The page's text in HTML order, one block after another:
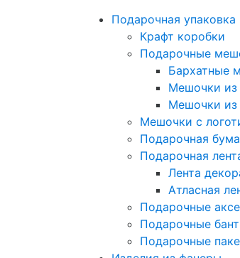
Подарочная упаковка
Крафт коробки
Подарочные
Бархатные
Мешочки из
Мешочки из
Мешочки с
Подарочная
Подарочная
Лента
Атласная
Подарочные
Подарочные
Подарочные